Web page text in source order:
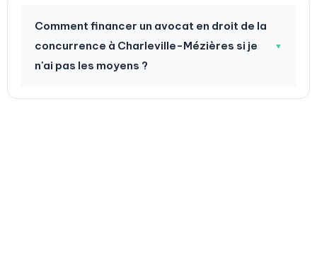
Comment financer un avocat en droit de la
concurrence à Charleville-Mézières si je
n'ai pas les moyens ?
▼